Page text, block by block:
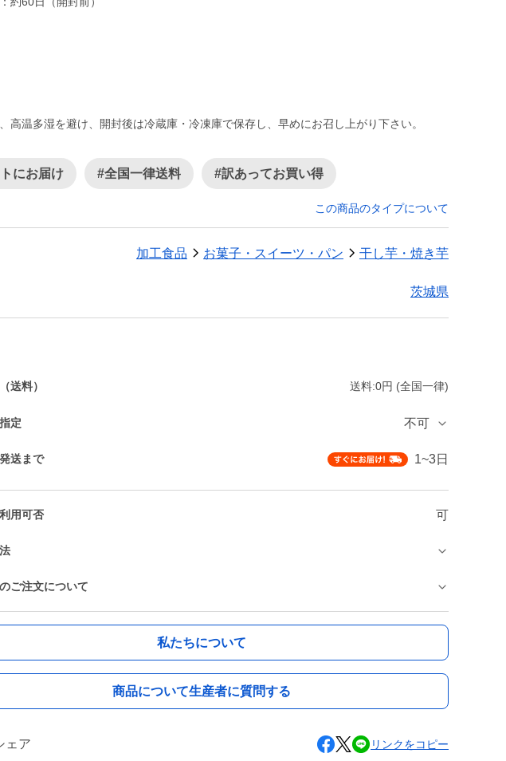
高温多湿を避け、開封後は冷蔵庫・冷凍庫で保存し、早めにお召し上がり下さい。
にお届け #全国一律送料 #訳あってお買い得
この商品のタイプについて
加工食品 お菓子・スイーツ・パン 干し芋・焼き芋
茨城県
送料） 送料:0円 (全国一律)
定 不可
送まで 1~3日
用可否 可
ご注文について
私たちについて
商品について生産者に質問する
ェア リンクをコピー